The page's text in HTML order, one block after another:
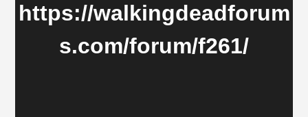
https://walkingdeadforum
s.com/forum/f261/